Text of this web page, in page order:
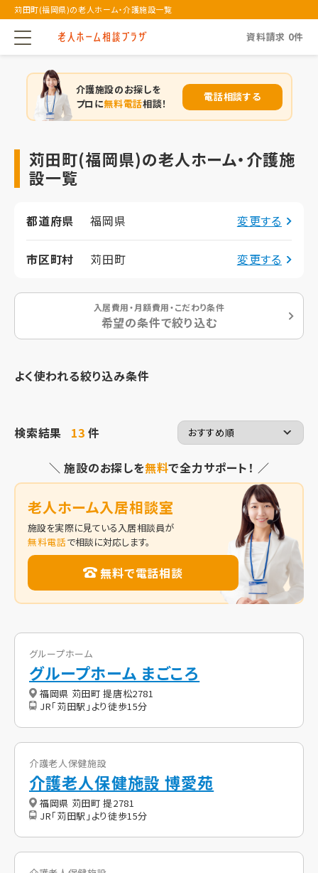
苅田町(福岡県)の老人ホーム・介護施設一覧
資料請求 0件
介護施設のお探しを
プロに無料電話相談！
電話相談する
苅田町(福岡県)の老人ホーム・介護施
設一覧
都道府県 福岡県 変更する
市区町村 苅田町 変更する
入居費用・月額費用・こだわり条件
希望の条件で絞り込む
よく使われる絞り込み条件
検索結果 13件
＼ 施設のお探しを無料で全力サポート！ ／
老人ホーム入居相談室
施設を実際に見ている入居相談員が
無料電話で相談に対応します。
無料で電話相談
グループホーム
グループホーム まごころ
福岡県 苅田町 提唐松2781
JR「苅田駅」より徒歩15分
介護老人保健施設
介護老人保健施設 博愛苑
福岡県 苅田町 提2781
JR「苅田駅」より徒歩15分